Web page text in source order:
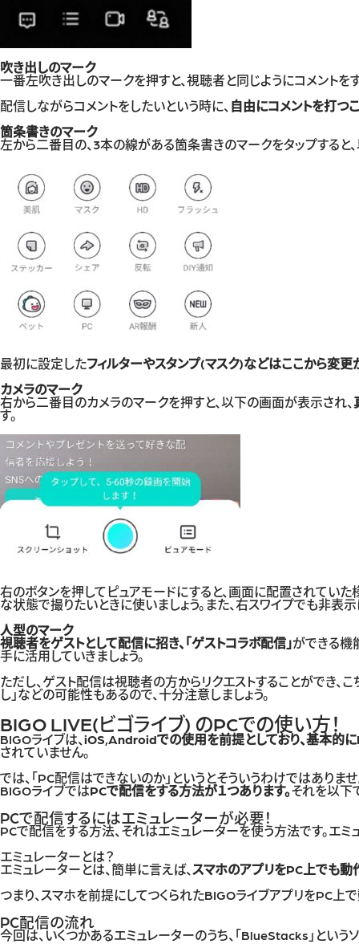
吹き出しのマーク
一番左吹き出しのマークを押すと、視聴者と同じようにコメントを
配信しながらコメントをしたいという時に、 自由にコメントを打つ
箇条書きのマーク
左から二番目の、3本の線がある箇条書きのマークをタップすると
最初に設定したフィルターやスタンプ(マスク)などはここから変更
カメラのマーク
右から二番目のカメラのマークを押すと、以下の画面が表示され、
す。
右のボタンを押してピュアモードにすると、画面に配置されていた
な状態で撮りたいときに使いましょう。また、右スワイプでも非表
人型のマーク
視聴者をゲストとして配信に招き、「ゲストコラボ配信」ができる機
手に活用していきましょう。
ただし、ゲスト配信は視聴者の方からリクエストすることができ、
し」などの可能性もあるので、十分注意しましょう。
BIGO LIVE(ビゴライブ) のPCでの使い方！
BIGOライブは、 iOS,Androidでの使用を前提としており、基本的
されていません。
では、「PC配信はできないのか」というとそういうわけではありませ
BIGOライブではPCで配信をする方法が１つあります。それを以下
PCで配信するにはエミュレーターが必要！
PCで配信をする方法、それはエミュレーターを使う方法です。エ
エミュレーターとは？
エミュレーターとは、簡単に言えば、 スマホのアプリをPC上でも動
つまり、スマホを前提にしてつくられたBIGOライブアプリをPC上で
PC配信の流れ
今回は、いくつかあるエミュレーターのうち、「BlueStacks」という